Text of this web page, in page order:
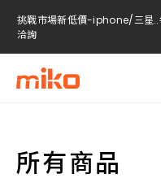
挑戰市場新低價-iphone/三星..
洽詢
挑戰市場新低價-iphone/三星
洽詢
挑戰市場新低價-iphone/三星
所有商品